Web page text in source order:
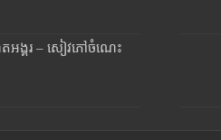
អង្គរ – សៀវភៅចំណេះ